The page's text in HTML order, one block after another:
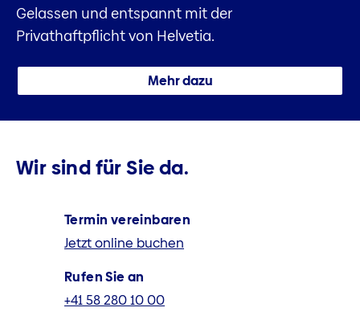
Gelassen und entspannt mit der
Privathaftpflicht von Helvetia.
Mehr dazu
Wir sind für Sie da.
Termin vereinbaren
Jetzt online buchen
Rufen Sie an
+41 58 280 10 00